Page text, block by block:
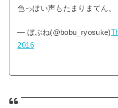
色っぽい声もたまりまてん。
— ぼぶね(@bobu_ryosuke)
2016